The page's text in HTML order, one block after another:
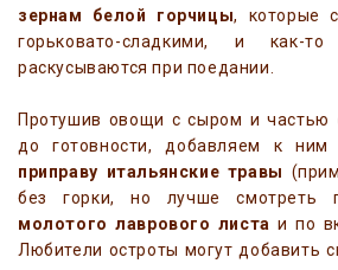
зернам белой горчицы, которые
горьковато-сладкими, и как-
раскусываются при поедании.
Протушив овощи с сыром и частью
до готовности, добавляем к ним
приправу итальянские травы
без горки, но лучше смотреть
молотого лаврового листа и по
Любители остроты могут добавить